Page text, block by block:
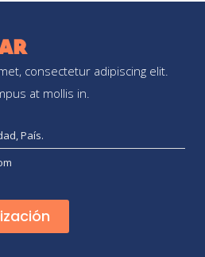
consectetur adipiscing elit.
at mollis in.
País.